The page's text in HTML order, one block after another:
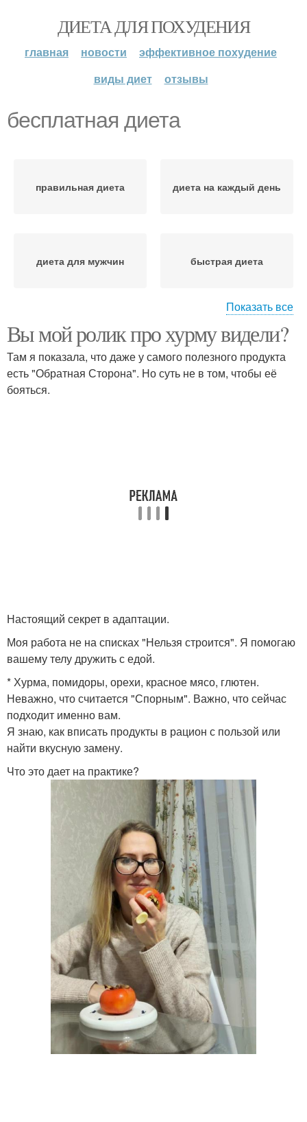
ДИЕТА ДЛЯ ПОХУДЕНИЯ
главная новости
эффективное похудение
виды диет
отзывы
бесплатная диета
правильная диета диета на каждый день
диета для мужчин быстрая диета
диета на месяц диета для похудения
Показать все
Вы мой ролик про хурму видели?
Там я показала, что даже у самого полезного продукта
есть "Обратная Сторона". Но суть не в том, чтобы её
бояться.
Настоящий секрет в адаптации.
Моя работа не на списках "Нельзя строится". Я помогаю
вашему телу дружить с едой.
* Хурма, помидоры, орехи, красное мясо, глютен.
Неважно, что считается "Спорным". Важно, что сейчас
подходит именно вам.
Я знаю, как вписать продукты в рацион с пользой или
найти вкусную замену.
Что это дает на практике?